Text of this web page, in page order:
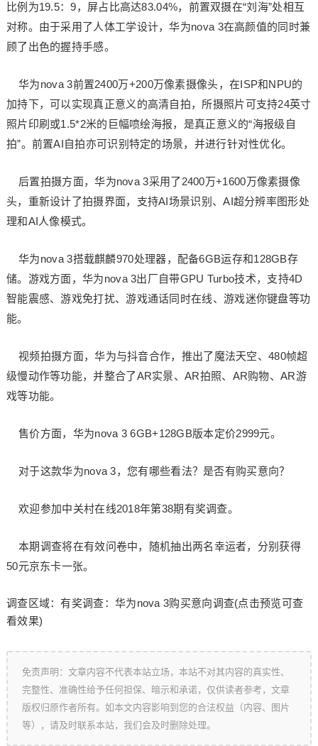
比例为19.5：9，屏占比高达83.04%，前置双摄在“刘海”处相互
对称。由于采用了人体工学设计，华为nova 3在高颜值的同时兼
顾了出色的握持手感。
华为nova 3前置2400万+200万像素摄像头，在ISP和NPU的
加持下，可以实现真正意义的高清自拍，所摄照片可支持24英寸
照片印刷或1.5*2米的巨幅喷绘海报，是真正意义的“海报级自
拍”。前置AI自拍亦可识别特定的场景，并进行针对性优化。
后置拍摄方面，华为nova 3采用了2400万+1600万像素摄像
头，重新设计了拍摄界面，支持AI场景识别、AI超分辨率图形处
理和AI人像模式。
华为nova 3搭载麒麟970处理器，配备6GB运存和128GB存
储。游戏方面，华为nova 3出厂自带GPU Turbo技术，支持4D
智能震感、游戏免打扰、游戏通话同时在线、游戏迷你键盘等功
能。
视频拍摄方面，华为与抖音合作，推出了魔法天空、480帧超
级慢动作等功能，并整合了AR实景、AR拍照、AR购物、AR游
戏等功能。
售价方面，华为nova 3 6GB+128GB版本定价2999元。
对于这款华为nova 3，您有哪些看法？是否有购买意向？
欢迎参加中关村在线2018年第38期有奖调查。
本期调查将在有效问卷中，随机抽出两名幸运者，分别获得
50元京东卡一张。
调查区域：有奖调查：华为nova 3购买意向调查(点击预览可查
看效果)
免责声明：文章内容不代表本站立场，本站不对其内容的真实性、
完整性、准确性给予任何担保、暗示和承诺，仅供读者参考，文章
版权归原作者所有。如本文内容影响到您的合法权益（内容、图片
等），请及时联系本站，我们会及时删除处理。